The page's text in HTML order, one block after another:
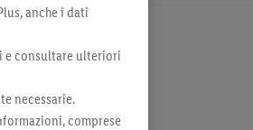
anche i dati
e consultare ulteriori
necessarie.
comprese